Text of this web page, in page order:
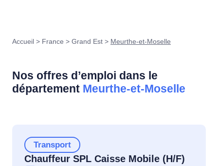
Accueil > France > Grand Est > Meurthe-et-Moselle
Nos offres d’emploi dans le
département Meurthe-et-Moselle
Transport
Chauffeur SPL Caisse Mobile (H/F)